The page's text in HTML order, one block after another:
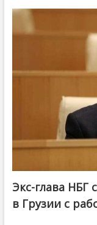
Экс-глава НБГ
в Грузии с